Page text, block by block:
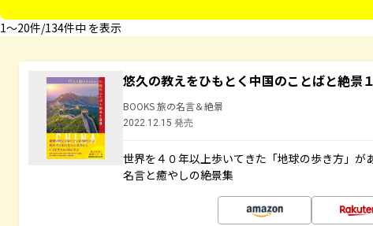
1〜20件/134件中 を表示
悠久の教えをひもとく中国のことばと絶景
BOOKS 旅の名言＆絶景
2022.12.15 発売
世界を４０年以上歩いてきた「地球の歩き方」
名言と癒やしの絶景集